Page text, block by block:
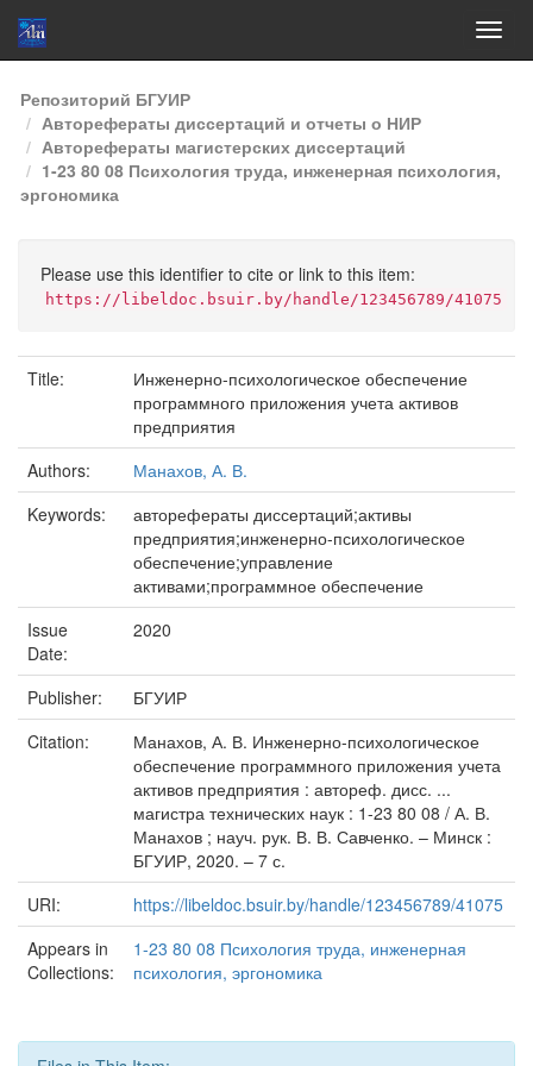
Skip
navigation
Репозиторий БГУИР
Авторефераты диссертаций и отчеты о НИР
Авторефераты магистерских диссертаций
1-23 80 08 Психология труда, инженерная психология,
эргономика
Please use this identifier to cite or link to this item:
https://libeldoc.bsuir.by/handle/123456789/41075
Title:
Инженерно-психологическое обеспечение
программного приложения учета активов
предприятия
Authors:
Манахов, А. В.
Keywords:
авторефераты диссертаций;активы
предприятия;инженерно-психологическое
обеспечение;управление
активами;программное обеспечение
Issue
Date:
2020
Publisher:
БГУИР
Citation:
Манахов, А. В. Инженерно-психологическое
обеспечение программного приложения учета
активов предприятия : автореф. дисс. ...
магистра технических наук : 1-23 80 08 / А. В.
Манахов ; науч. рук. В. В. Савченко. – Минск :
БГУИР, 2020. – 7 с.
URI:
https://libeldoc.bsuir.by/handle/123456789/41075
Appears in
Collections:
1-23 80 08 Психология труда, инженерная
психология, эргономика